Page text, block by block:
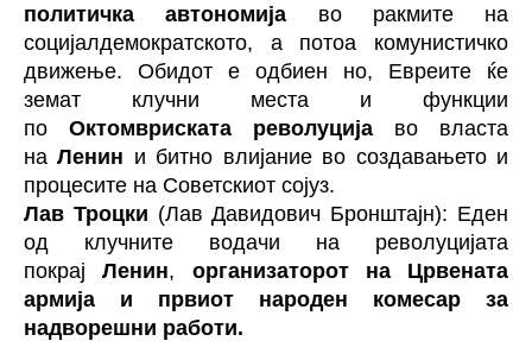
политичка автономија
во ракмите на
социјалдемократското, а потоа комунистичко
движење. Обидот е одбиен но, Евреите ќе
земат клучни места и функции
по
Октомвриската револуција
во власта
на Ленин и битно влијание во создавањето и
процесите на Советскиот сојуз.
Лав Троцки (Лав Давидович Бронштајн): Еден
од клучните водачи на револуцијата
покрај
Ленин,
организаторот на Црвената
армија
и првиот народен комесар за
надворешни работи.